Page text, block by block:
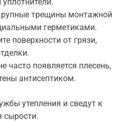
трещины монтажной
герметиками.
поверхности от грязи,
часто появляется плесень,
антисептиком.
утепления и сведут к
сырости.